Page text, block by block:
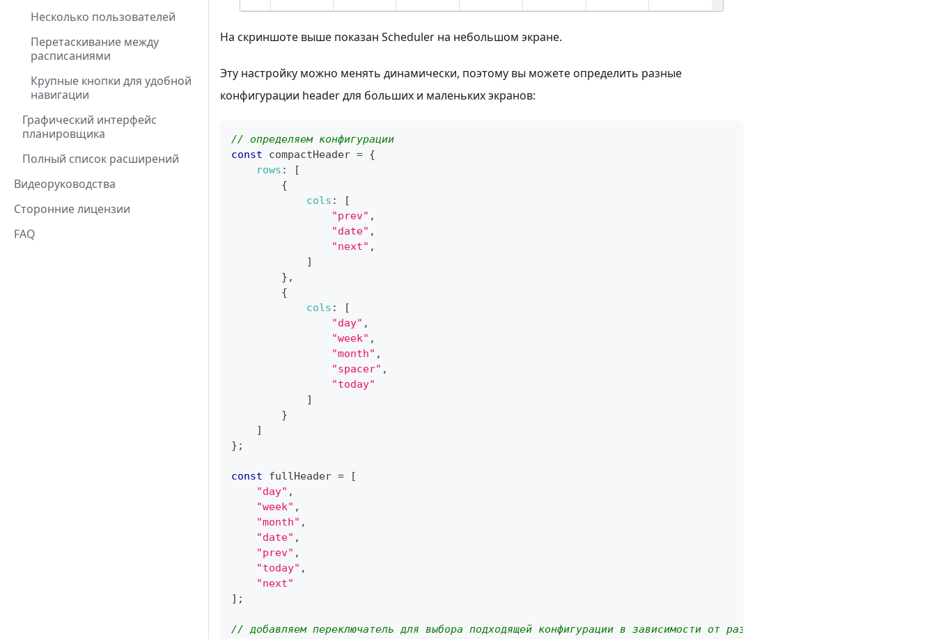
Несколько пользователей
Перетаскивание между
расписаниями
Крупные кнопки для удобной
навигации
Графический интерфейс
планировщика
Полный список расширений
Видеоруководства
Сторонние лицензии
FAQ
На скриншоте выше показан Scheduler на небольшом экране.
Эту настройку можно менять динамически, поэтому вы можете определить разные
конфигурации header для больших и маленьких экранов:
// определяем конфигурации
const compactHeader = {
rows :
[
{
cols :
[
"prev" ,
"date" ,
"next" ,
]
} ,
{
cols :
[
"day" ,
"week" ,
"month" ,
"spacer" ,
"today"
]
}
]
} ;
const fullHeader =
[
"day" ,
"week" ,
"month" ,
"date" ,
"prev" ,
"today" ,
"next"
] ;
// добавляем переключатель для выбора подходящей конфигурации в зависимости от размера экрана